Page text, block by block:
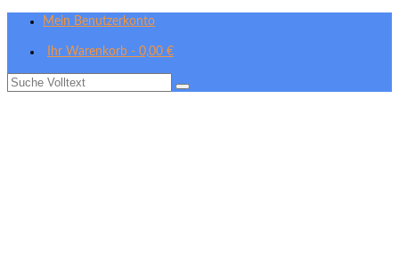
Mein Benutzerkonto
Ihr Warenkorb - 0,00 €
Suche